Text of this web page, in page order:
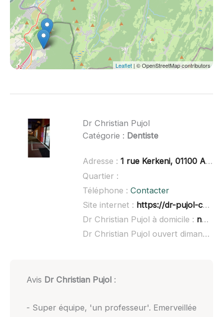
Leaflet | © OpenStreetMap contributors
Dr Christian Pujol
Catégorie : Dentiste
Adresse : 1 rue Kerkeni, 01100 Arbent
Quartier :
Téléphone : Contacter
Site internet : https://dr-pujol-christian.chirurgiens-dentistes.fr/
Dr Christian Pujol à domicile : non renseigné
Dr Christian Pujol ouvert dimanche :
Avis Dr Christian Pujol:
- Super équipe, 'un professeur'. Emerveillée